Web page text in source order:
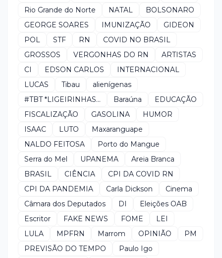
Rio Grande do Norte
NATAL
BOLSONARO
GEORGE SOARES
IMUNIZAÇÃO
GIDEON
POL
STF RN
COVID NO BRASIL
GROSSOS
VERGONHAS DO RN
ARTISTAS
CI
EDSON CARLOS
INTERNACIONAL
LUCAS
Tibau
alienígenas
#TBT *LIGEIRINHAS...
Baraúna
EDUCAÇÃO
FISCALIZAÇÃO
GASOLINA
HUMOR
ISAAC
LUTO
Maxaranguape
NALDO FEITOSA
Porto do Mangue
Serra do Mel
UPANEMA
Areia Branca
BRASIL
CIÊNCIA
CPI DA COVID RN
CPI DA PANDEMIA
Carla Dickson
Cinema
Câmara dos Deputados
DI
Eleições OAB
Escritor
FAKE NEWS FOME
LEI
LULA
MPFRN Marrom OPINIÃO
PM
PREVISÃO DO TEMPO
Paulo Igo